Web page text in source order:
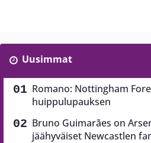
Uusimmat
Romano: Nottingham
huippulupauksen
Bruno Guimarães on
jäähyväiset Newcastlen